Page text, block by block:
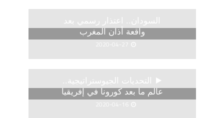
السودان.. اعتذار رسمي بعد
واقعة أذان المغرب
2020-04-27
التحديات الجيوستراتيجية..
عالم ما بعد كورونا في إفريقيا
2020-04-16